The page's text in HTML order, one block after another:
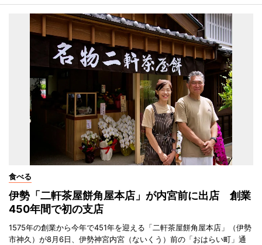
食べる
伊勢「二軒茶屋餅角屋本店」が内宮前に出店 創業
450年間で初の支店
1575年の創業から今年で451年を迎える「二軒茶屋餅角屋本店」（伊勢
市神久）が8月6日、伊勢神宮内宮（ないくう）前の「おはらい町」通